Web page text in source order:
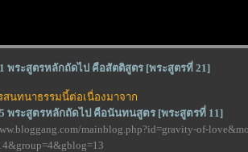
พระสูตรหลักถัดไป คือสัตติสูตร [พระสูตรที่ 21]
สนทนาธรรมนี้ต่อเนื่องมาจาก
พระสูตรหลักถัดไป คือนันทนสูตร [พระสูตรที่ 11]
mainblog.php?id=gravity-of-